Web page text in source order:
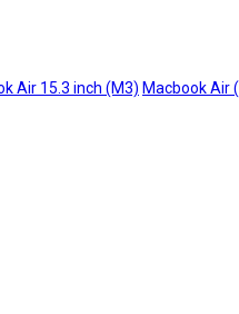
Air 15.3 inch (M3) Macbook Air